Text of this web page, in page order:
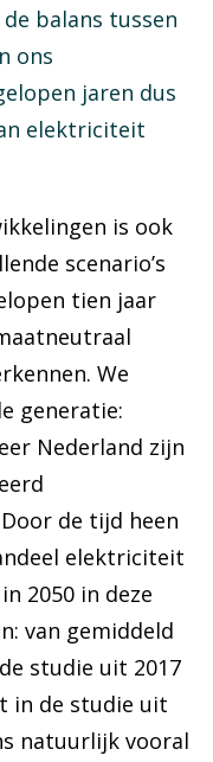
balans tussen
ons
jaren dus
elektriciteit
is ook
scenario’s
tien jaar
We
generatie:
Nederland zijn
de tijd heen
elektriciteit
2050 in deze
van gemiddeld
studie uit 2017
in de studie uit
natuurlijk vooral